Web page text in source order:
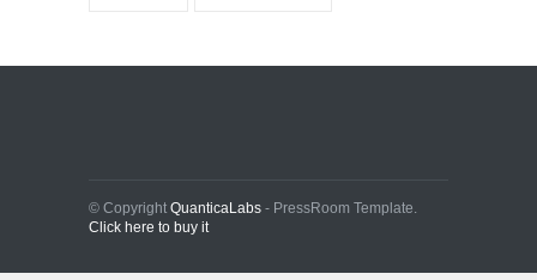
© Copyright QuanticaLabs - PressRoom Template.
Click here to buy it